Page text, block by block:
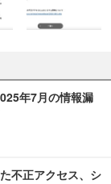
年7月の情報漏
不正アクセス、シ